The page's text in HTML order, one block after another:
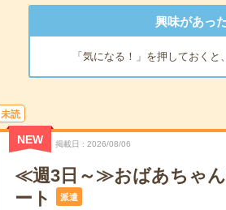
興味があっ
「気になる！」を押しておくと
未読
NEW 掲載日 2026/08/06
≪週3日～≫おばあちゃん
ート
派遣